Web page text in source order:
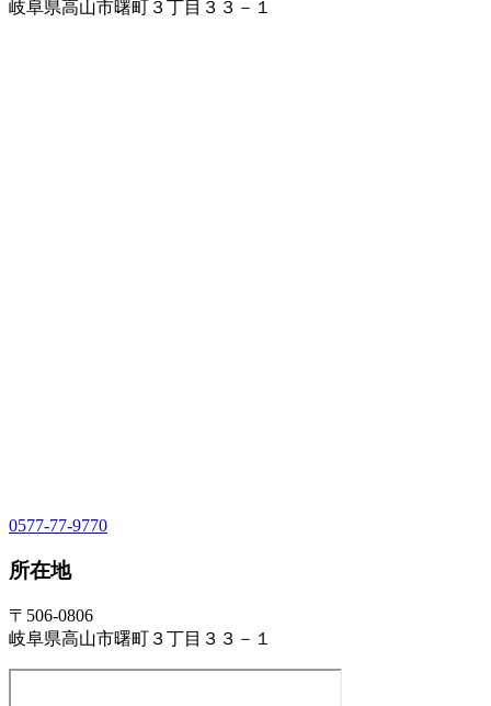
岐阜県高山市曙町３丁目３３－１
0577-77-9770
所在地
〒506-0806
岐阜県高山市曙町３丁目３３－１